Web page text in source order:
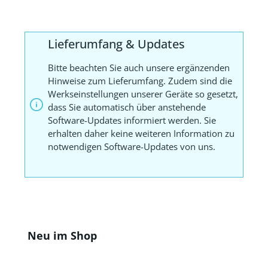
Lieferumfang & Updates
Bitte beachten Sie auch unsere ergänzenden
Hinweise zum Lieferumfang. Zudem sind die
Werkseinstellungen unserer Geräte so gesetzt,
dass Sie automatisch über anstehende
Software-Updates informiert werden. Sie
erhalten daher keine weiteren Information zu
notwendigen Software-Updates von uns.
Produktgalerie überspringen
Neu im Shop